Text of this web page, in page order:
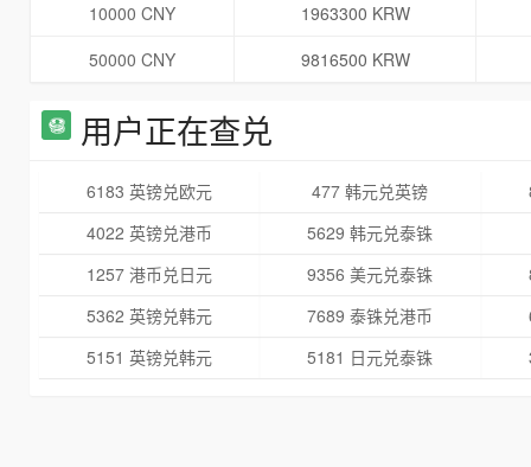
10000 CNY
1963300 KRW
50000 CNY
9816500 KRW
用户正在查兑
6183 英镑兑欧元 477 韩元兑英镑
4022 英镑兑港币
5629 韩元兑泰铢
1257 港币兑日元
9356 美元兑泰铢
5362 英镑兑韩元
7689 泰铢兑港币
5151 英镑兑韩元
5181 日元兑泰铢